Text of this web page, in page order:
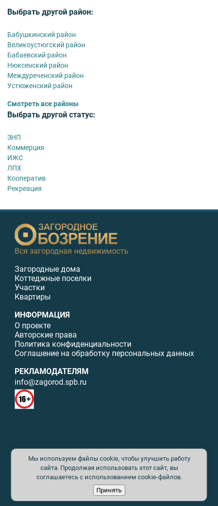
Выбрать другой район:
Бабушкинский район
Великоустюгский район
Бабаевский район
Нюксенский район
Междуреченский район
Устюженский район
Смотреть все районы
Выбрать другой статус:
ЗНП
Коммерция
ИЖС
ЛПХ
Кооператив
Рекреация
Вся загородная недвижимость
Загородные дома
Коттеджные поселки
Участки
Квартиры
ИНФОРМАЦИЯ
О проекте
Авторские права
Политика конфиденциальности
Соглашение на обработку персональных данных
РЕКЛАМОДАТЕЛЯМ
info@zagorod.spb.ru
© ИП Малыщева Б.Л. Все права защищены. Перепечатка материалов
данного сайта возможна только с письменного разрешения. При
цитировании ссылка на www.zagorod.spb.ru обязательна. Редакция не
несет ответственности за содержание рекламных материалов. Все
рекламируемые товары и услуги имеют необходимые сертификаты и
лицензии. Перепечатка любых материалов без письменного согласия
Мы используем файлы cookie, чтобы улучшить работу
сайта. Продолжая использовать этот сайт, вы
соглашаетесь с использованием cookie-файлов.
Принять